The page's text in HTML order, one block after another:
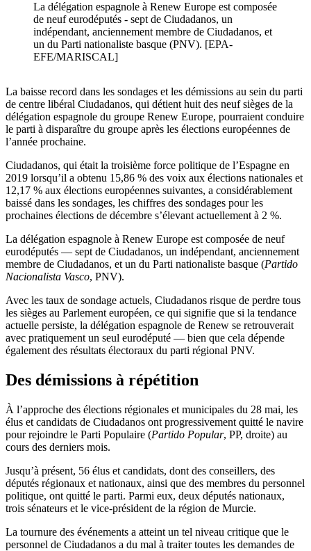
La délégation espagnole à Renew Europe est composée
de neuf eurodéputés - sept de Ciudadanos, un
indépendant, anciennement membre de Ciudadanos, et
un du Parti nationaliste basque (PNV). [EPA-
EFE/MARISCAL]
La baisse record dans les sondages et les démissions au sein du parti
de centre libéral Ciudadanos, qui détient huit des neuf sièges de la
délégation espagnole du groupe Renew Europe, pourraient conduire
le parti à disparaître du groupe après les élections européennes de
l’année prochaine.
Ciudadanos, qui était la troisième force politique de l’Espagne en
2019 lorsqu’il a obtenu 15,86 % des voix aux élections nationales et
12,17 % aux élections européennes suivantes, a considérablement
baissé dans les sondages, les chiffres des sondages pour les
prochaines élections de décembre s’élevant actuellement à 2 %.
La délégation espagnole à Renew Europe est composée de neuf
eurodéputés — sept de Ciudadanos, un indépendant, anciennement
membre de Ciudadanos, et un du Parti nationaliste basque (Partido
Nacionalista Vasco, PNV).
Avec les taux de sondage actuels, Ciudadanos risque de perdre tous
les sièges au Parlement européen, ce qui signifie que si la tendance
actuelle persiste, la délégation espagnole de Renew se retrouverait
avec pratiquement un seul eurodéputé — bien que cela dépende
également des résultats électoraux du parti régional PNV.
Des démissions à répétition
À l’approche des élections régionales et municipales du 28 mai, les
élus et candidats de Ciudadanos ont progressivement quitté le navire
pour rejoindre le Parti Populaire (Partido Popular, PP, droite) au
cours des derniers mois.
Jusqu’à présent, 56 élus et candidats, dont des conseillers, des
députés régionaux et nationaux, ainsi que des membres du personnel
politique, ont quitté le parti. Parmi eux, deux députés nationaux,
trois sénateurs et le vice-président de la région de Murcie.
La tournure des événements a atteint un tel niveau critique que le
personnel de Ciudadanos a du mal à traiter toutes les demandes de